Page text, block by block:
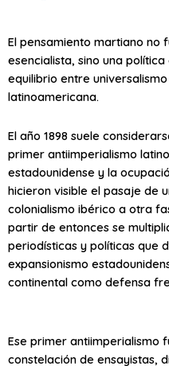
El pensamiento martiano no
esencialista, sino una
equilibrio entre
latinoamericana.
El año 1898 suele
primer antiimperialismo
estadounidense y la
hicieron visible el pasaje de
colonialismo ibérico a otra
partir de entonces se
periodísticas y políticas que
expansionismo
continental como defensa
Ese primer antiimperialismo
constelación de ensayistas,